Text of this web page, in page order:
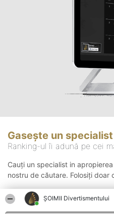
ŞOIMII Divertismentului
Gasește un specialist
Ranking-ul îi adună pe cei
Cauți un specialist in
nostru de căutare. Folosiți doar